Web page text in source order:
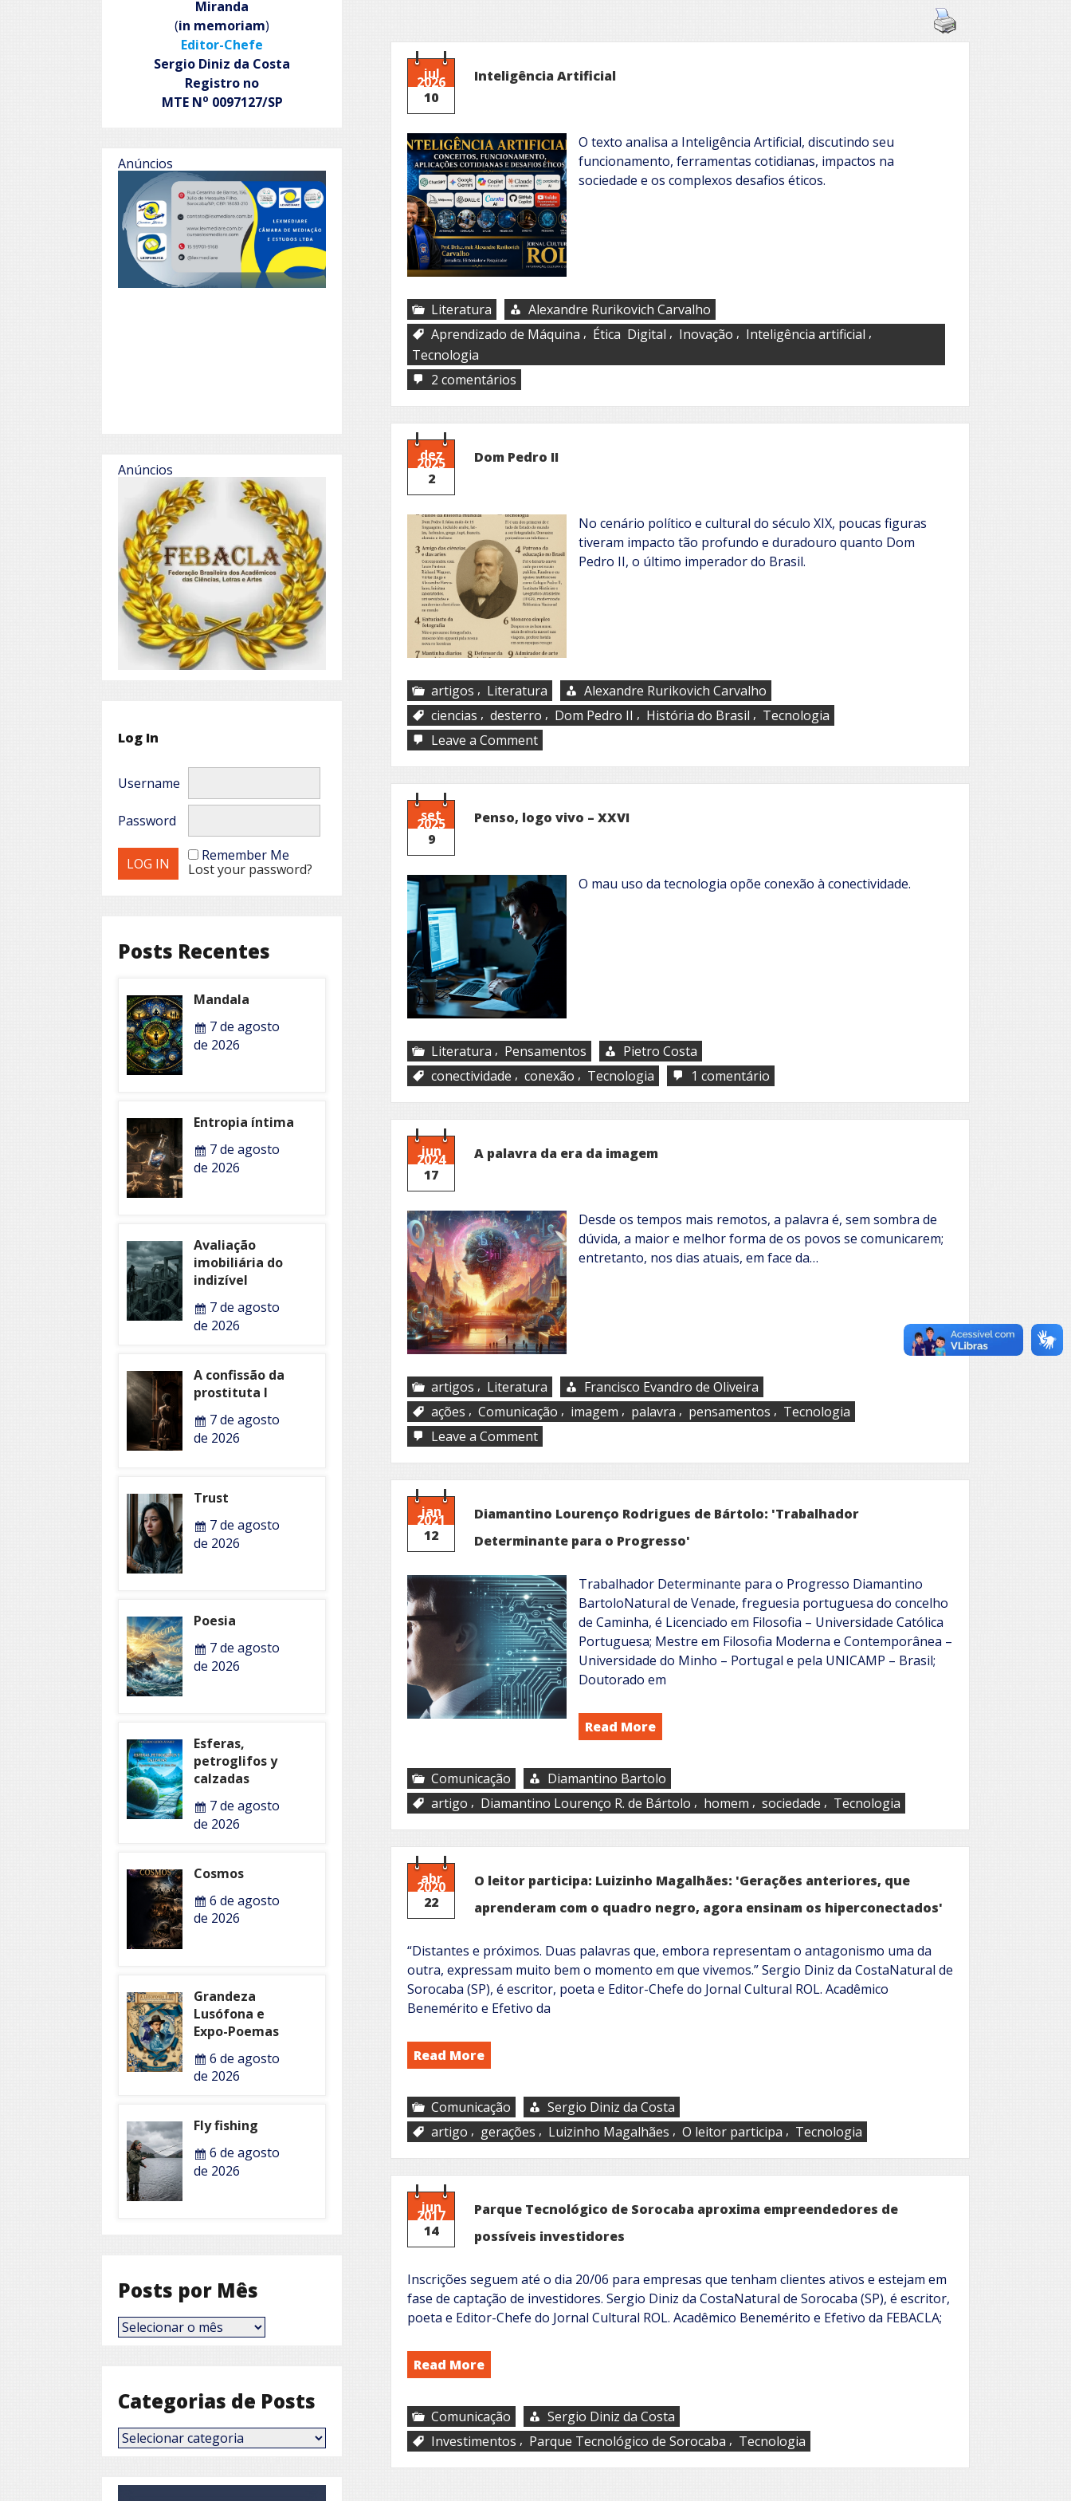
jul
2026
10
Inteligência Artificial
O texto analisa a Inteligência Artificial, discutindo seu
funcionamento, ferramentas cotidianas, impactos na
sociedade e os complexos desafios éticos.
Literatura
Alexandre Rurikovich Carvalho
Aprendizado de Máquina , Ética Digital , Inovação , Inteligência artificial ,
Tecnologia
2 comentários
Inteligência
Artificial
dez
2025
2
Dom Pedro II
No cenário político e cultural do século XIX, poucas figuras
tiveram impacto tão profundo e duradouro quanto Dom
Pedro II, o último imperador do Brasil.
artigos , Literatura
Alexandre Rurikovich Carvalho
ciencias , desterro , Dom Pedro II , História do Brasil , Tecnologia
Leave a Commenton
Dom
Pedro
II
set
2025
9
Penso, logo vivo – XXVI
O mau uso da tecnologia opõe conexão à conectividade.
Literatura , Pensamentos
Pietro Costa
conectividade , conexão , Tecnologia 1 comentário
Penso,
logo
vivo
jun
2024
17
A palavra da era da imagem
Desde os tempos mais remotos, a palavra é, sem sombra de
dúvida, a maior e melhor forma de os povos se comunicarem;
entretanto, nos dias atuais, em face da…
artigos , Literatura
Francisco Evandro de Oliveira
ações , Comunicação , imagem , palavra , pensamentos , Tecnologia
Leave a Commenton
A
palavra
da
da
imagem
jan
2021
12
Diamantino Lourenço Rodrigues de Bártolo: 'Trabalhador
Determinante para o Progresso'
Trabalhador Determinante para o Progresso Diamantino
BartoloNatural de Venade, freguesia portuguesa do concelho
de Caminha, é Licenciado em Filosofia – Universidade Católica
Portuguesa; Mestre em Filosofia Moderna e Contemporânea –
Universidade do Minho – Portugal e pela UNICAMP – Brasil;
Doutorado em
Read More
Comunicação
Diamantino Bartolo
artigo , Diamantino Lourenço R. de Bártolo , homem , sociedade , Tecnologia
abr
2020
22
O leitor participa: Luizinho Magalhães: 'Gerações anteriores, que
aprenderam com o quadro negro, agora ensinam os hiperconectados'
“Distantes e próximos. Duas palavras que, embora representam o antagonismo uma da
outra, expressam muito bem o momento em que vivemos.” Sergio Diniz da CostaNatural de
Sorocaba (SP), é escritor, poeta e Editor-Chefe do Jornal Cultural ROL. Acadêmico
Benemérito e Efetivo da
Read More
Comunicação
Sergio Diniz da Costa
artigo , gerações , Luizinho Magalhães , O leitor participa , Tecnologia
jun
2017
14
Parque Tecnológico de Sorocaba aproxima empreendedores de
possíveis investidores
Inscrições seguem até o dia 20/06 para empresas que tenham clientes ativos e estejam em
fase de captação de investidores. Sergio Diniz da CostaNatural de Sorocaba (SP), é escritor,
poeta e Editor-Chefe do Jornal Cultural ROL. Acadêmico Benemérito e Efetivo da FEBACLA;
Read More
Comunicação
Sergio Diniz da Costa
Investimentos , Parque Tecnológico de Sorocaba , Tecnologia
Miranda
(in memoriam)
Editor-Chefe
Sergio Diniz da Costa
Registro no
MTE No 0097127/SP
Anúncios
Anúncios
Log In
Username
Password
Remember Me
Lost your password?
Posts Recentes
Mandala
7 de agosto
de 2026
Entropia íntima
7 de agosto
de 2026
Avaliação
imobiliária do
indizível
7 de agosto
de 2026
A confissão da
prostituta I
7 de agosto
de 2026
Trust
7 de agosto
de 2026
Poesia
7 de agosto
de 2026
Esferas,
petroglifos y
calzadas
7 de agosto
de 2026
Cosmos
6 de agosto
de 2026
Grandeza
Lusófona e
Expo-Poemas
6 de agosto
de 2026
Fly fishing
6 de agosto
de 2026
Posts por Mês
Posts
por
Categorias de Posts
Categorias
de